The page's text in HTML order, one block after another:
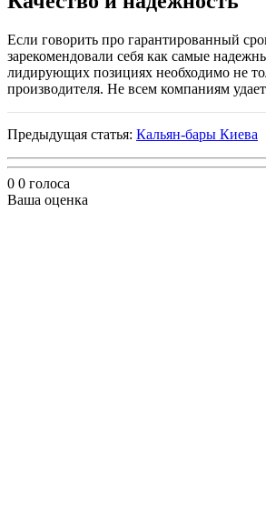
Если говорить про гарантированный
зарекомендовали себя как самые
лидирующих позициях необходимо не
производителя. Не всем компаниям
Предыдущая статья: Кальян-бары Киева
0 0 голоса
Ваша оценка